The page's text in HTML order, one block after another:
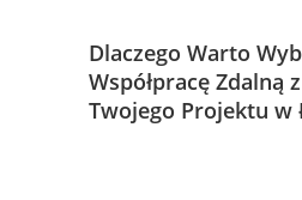
Dlaczego Warto
Współpracę Zdalną
Twojego Projektu w